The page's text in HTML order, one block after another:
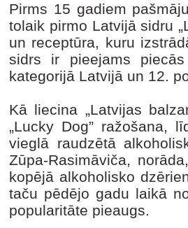
Pirms 15 gadiem
tolaik pirmo Latvijā sidru
un receptūra, kuru
sidrs ir pieejams
kategorijā Latvijā un 12.
Kā liecina „Latvijas
„Lucky Dog” ražošana,
vieglā raudzētā
Zūpa-Rasimāviča,
kopējā alkoholisko
taču pēdējo gadu laikā
popularitāte pieaugs.